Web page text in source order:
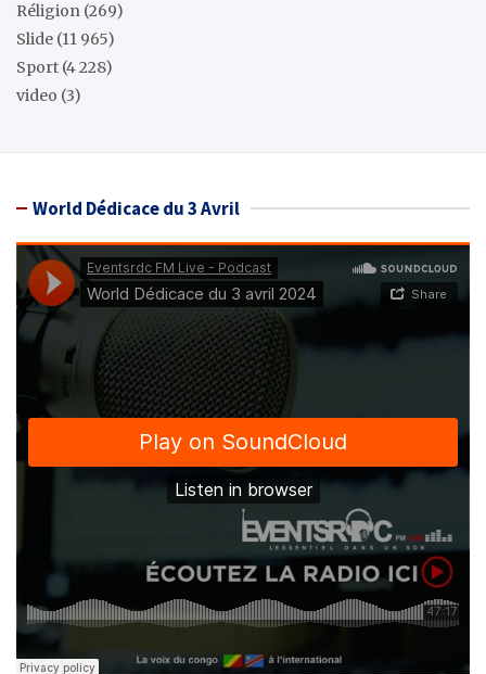
Réligion (269)
Slide (11 965)
Sport (4 228)
video (3)
World Dédicace du 3 Avril